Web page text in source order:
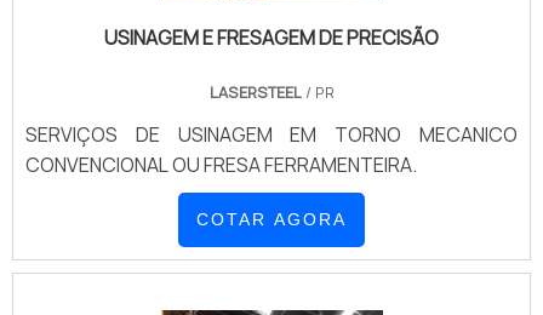
USINAGEM E FRESAGEM DE PRECISÃO
LASERSTEEL/ PR
SERVIÇOS DE USINAGEM EM TORNO MECANICO
CONVENCIONAL OU FRESA FERRAMENTEIRA.
COTAR AGORA